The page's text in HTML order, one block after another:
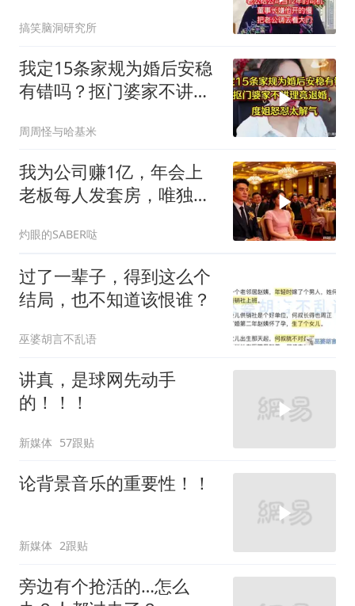
搞笑脑洞研究所
我定15条家规为婚后安稳
有错吗？抠门婆家不讲理
周周怪与哈基米
我为公司赚1亿，年会上
老板每人发套房，唯独给
灼眼的SABER哒
过了一辈子，得到这么个
结局，也不知道该恨谁？
巫婆胡言不乱语
讲真，是球网先动手
的！！！
新媒体 57跟贴
论背景音乐的重要性！！
新媒体 2跟贴
旁边有个抢活的…怎么